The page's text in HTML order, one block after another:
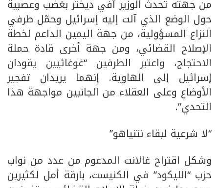
من جهته تحدث الوزير آفي ديختر بغضب وعصبية
حول الوضع الذي آلت إليه إسرائيل وحمّل طرفي
النزاع المسؤولية، من جهة اليمين الداعم لخطة
الإصلاح القضائي، ومن جهة أخرى قادة حملة
الاحتجاج، واعتبر الطرفين “غوغائيين يقودان
إسرائيل إلى الهاوية. إنهما يريدان تفجير
الأوضاع وعلى العقلاء من الجانبين مواجهة هذا
التحدي”.
“لا شرعية لبقاء نتنياهو”
وشكل اقتراح غالانت المدعوم من عدد من نواب
حزب “الليكود” في الكنيست، بارقة أمل لكثيرين